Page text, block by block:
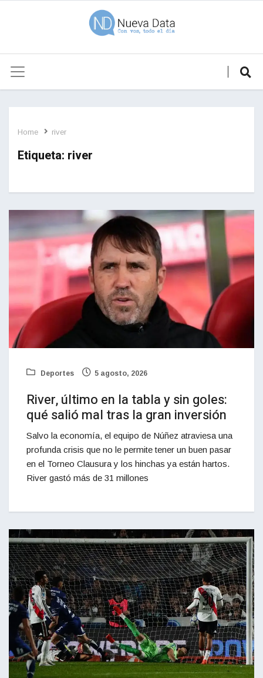
Home river
Etiqueta: river
Deportes 5 agosto, 2026
River, último en la tabla y sin goles:
qué salió mal tras la gran inversión
Salvo la economía, el equipo de Núñez atraviesa una
profunda crisis que no le permite tener un buen pasar
en el Torneo Clausura y los hinchas ya están hartos.
River gastó más de 31 millones